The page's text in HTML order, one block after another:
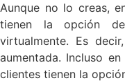
Aunque no lo creas,
tienen la opción de
virtualmente. Es
aumentada. Incluso
clientes tienen la